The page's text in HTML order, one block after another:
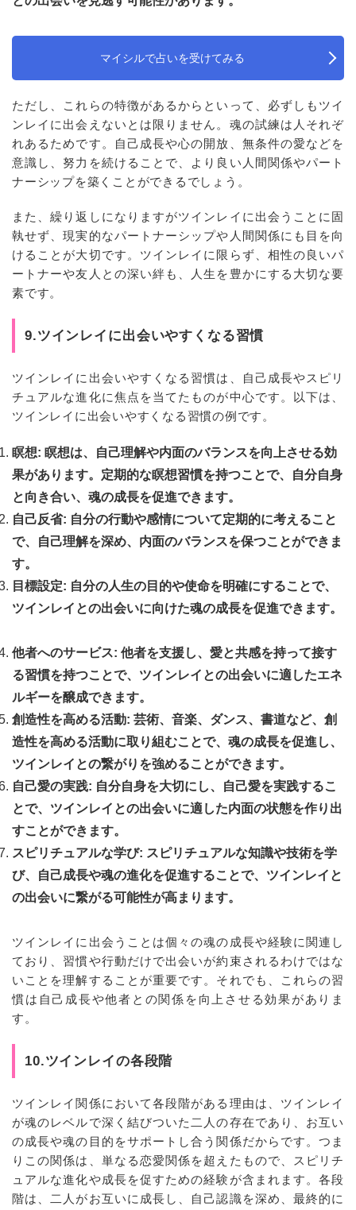
マイシルで占いを受けてみる
ただし、これらの特徴があるからといって、必ずしもツイ
ンレイに出会えないとは限りません。魂の試練は人それぞ
れあるためです。自己成長や心の開放、無条件の愛などを
意識し、努力を続けることで、より良い人間関係やパート
ナーシップを築くことができるでしょう。
また、繰り返しになりますがツインレイに出会うことに固
執せず、現実的なパートナーシップや人間関係にも目を向
けることが大切です。ツインレイに限らず、相性の良いパ
ートナーや友人との深い絆も、人生を豊かにする大切な要
素です。
9.ツインレイに出会いやすくなる習慣
ツインレイに出会いやすくなる習慣は、自己成長やスピリ
チュアルな進化に焦点を当てたものが中心です。以下は、
ツインレイに出会いやすくなる習慣の例です。
瞑想: 瞑想は、自己理解や内面のバランスを向上させる効
果があります。定期的な瞑想習慣を持つことで、自分自身
と向き合い、魂の成長を促進できます。
自己反省: 自分の行動や感情について定期的に考えること
で、自己理解を深め、内面のバランスを保つことができま
す。
目標設定: 自分の人生の目的や使命を明確にすることで、
ツインレイとの出会いに向けた魂の成長を促進できます。
他者へのサービス: 他者を支援し、愛と共感を持って接す
る習慣を持つことで、ツインレイとの出会いに適したエネ
ルギーを醸成できます。
創造性を高める活動: 芸術、音楽、ダンス、書道など、創
造性を高める活動に取り組むことで、魂の成長を促進し、
ツインレイとの繋がりを強めることができます。
自己愛の実践: 自分自身を大切にし、自己愛を実践するこ
とで、ツインレイとの出会いに適した内面の状態を作り出
すことができます。
スピリチュアルな学び: スピリチュアルな知識や技術を学
び、自己成長や魂の進化を促進することで、ツインレイと
の出会いに繋がる可能性が高まります。
ツインレイに出会うことは個々の魂の成長や経験に関連し
ており、習慣や行動だけで出会いが約束されるわけではな
いことを理解することが重要です。それでも、これらの習
慣は自己成長や他者との関係を向上させる効果がありま
す。
10.ツインレイの各段階
ツインレイ関係において各段階がある理由は、ツインレイ
が魂のレベルで深く結びついた二人の存在であり、お互い
の成長や魂の目的をサポートし合う関係だからです。つま
りこの関係は、単なる恋愛関係を超えたもので、スピリチ
ュアルな進化や成長を促すための経験が含まれます。各段
階は、二人がお互いに成長し、自己認識を深め、最終的に